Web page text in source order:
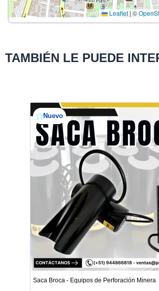
Leaflet | ©
TAMBIÉN LE PUEDE
Nuevo
Saca Broca - Equipos de Perforación Minera